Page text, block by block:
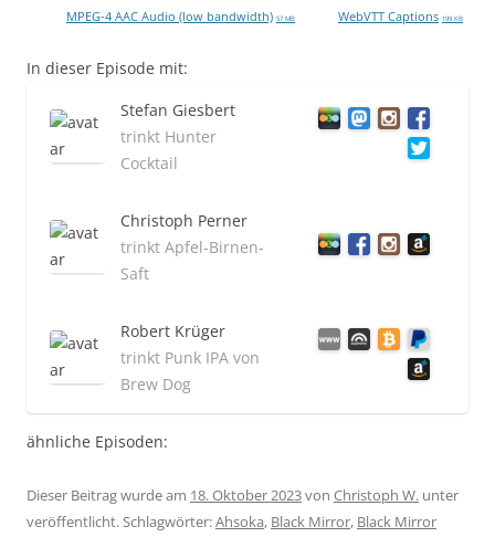
MPEG-4 AAC Audio (low bandwidth) 57 MB WebVTT Captions 199 KB
In dieser Episode mit:
Stefan Giesbert
trinkt Hunter
Cocktail
Christoph Perner
trinkt Apfel-Birnen-
Saft
Robert Krüger
trinkt Punk IPA von
Brew Dog
ähnliche Episoden:
Dieser Beitrag wurde am 18. Oktober 2023von Christoph W. unter
veröffentlicht. Schlagwörter:Ahsoka, Black Mirror, Black Mirror